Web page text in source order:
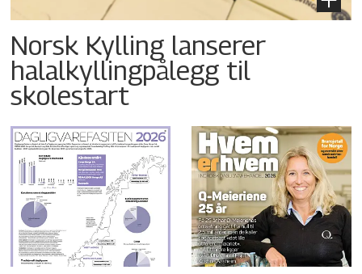
Norsk Kylling lanserer
halalkyllingpålegg til
skolestart